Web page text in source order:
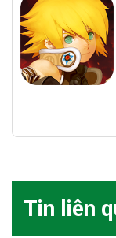
Tin liên